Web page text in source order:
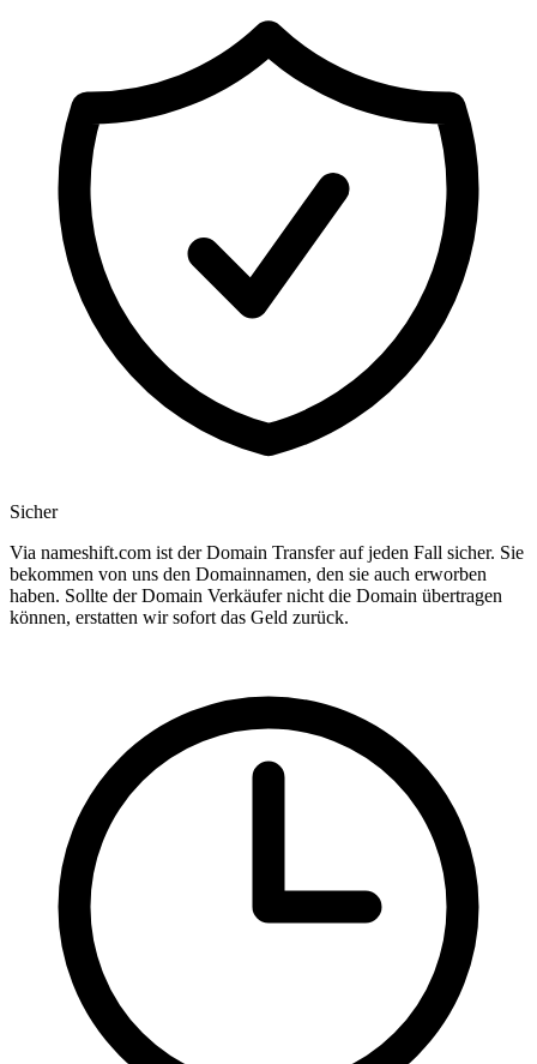
Sicher
Via nameshift.com ist der Domain Transfer auf jeden Fall sicher. Sie
bekommen von uns den Domainnamen, den sie auch erworben
haben. Sollte der Domain Verkäufer nicht die Domain übertragen
können, erstatten wir sofort das Geld zurück.